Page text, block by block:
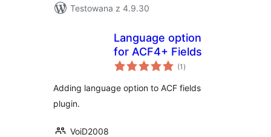
Testowana z 4.9.30
Language option
for ACF4+ Fields
(1 wszystkich
ocen
)
Adding language option to ACF fields
plugin.
VoiD2008